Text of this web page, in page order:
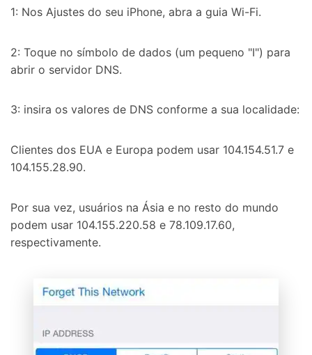
1: Nos Ajustes do seu iPhone, abra a guia Wi-Fi.
2: Toque no símbolo de dados (um pequeno "I") para
abrir o servidor DNS.
3: insira os valores de DNS conforme a sua localidade:
Clientes dos EUA e Europa podem usar 104.154.51.7 e
104.155.28.90.
Por sua vez, usuários na Ásia e no resto do mundo
podem usar 104.155.220.58 e 78.109.17.60,
respectivamente.